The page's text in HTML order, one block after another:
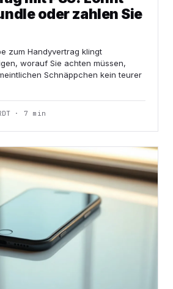
oder zahlen Sie
zum Handyvertrag klingt
worauf Sie achten müssen,
Schnäppchen kein teurer
· 7 min